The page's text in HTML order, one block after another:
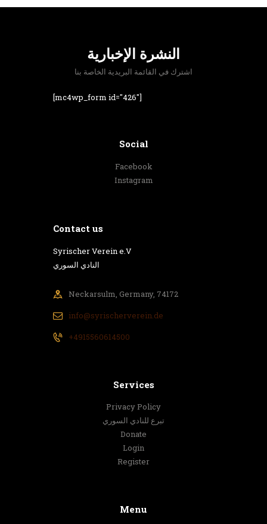
النشرة الإخبارية
اشترك في القائمة البريدية الخاصة بنا
[mc4wp_form id="426"]
Social
Facebook
Instagram
Contact us
‎Syrischer Verein e.V
النادي السوري
Neckarsulm, Germany, 74172
info@syrischerverein.de
+4915560614500
Services
Privacy Policy
تبرع للنادي السوري
Donate
Login
Register
Menu